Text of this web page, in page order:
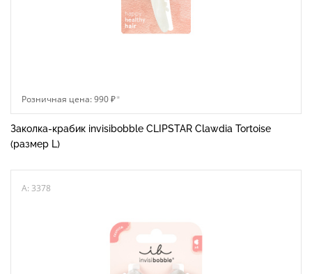
Розничная цена: 990 ₽*
Заколка-крабик invisibobble CLIPSTAR Clawdia Tortoise
(размер L)
A: 3378